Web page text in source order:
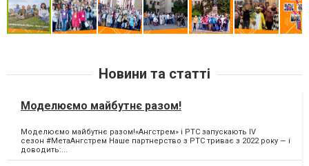
Новини та статті
Моделюємо майбутнє разом!
Моделюємо майбутнє разом!«Ангстрем» і PTC запускають IV
сезон #МетаАнгстрем Наше партнерство з PTC триває з 2022 року — і
доводить:...